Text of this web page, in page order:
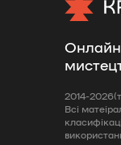
2014-
Всі